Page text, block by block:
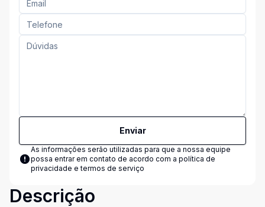
Enviar
As informações serão utilizadas para que a nossa equipe
possa entrar em contato de acordo com a política de
privacidade e termos de serviço
Descrição